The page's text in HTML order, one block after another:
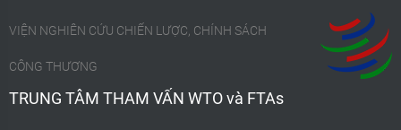
VIỆN NGHIÊN CỨU CHIẾN LƯỢC, CHÍNH SÁCH
CÔNG THƯƠNG
TRUNG TÂM THAM VẤN WTO và FTAs